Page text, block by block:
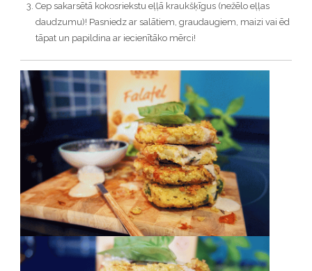
Cep sakarsētā kokosriekstu eļļā kraukšķīgus (nežēlo eļļas
daudzumu)! Pasniedz ar salātiem, graudaugiem, maizi vai ēd
tāpat un papildina ar iecienītāko mērci!